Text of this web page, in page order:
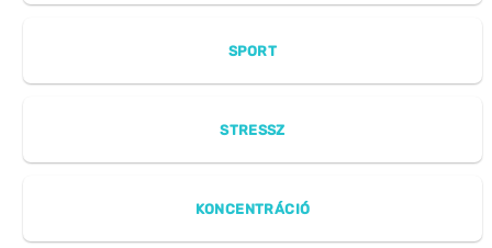
SPORT
STRESSZ
KONCENTRÁCIÓ